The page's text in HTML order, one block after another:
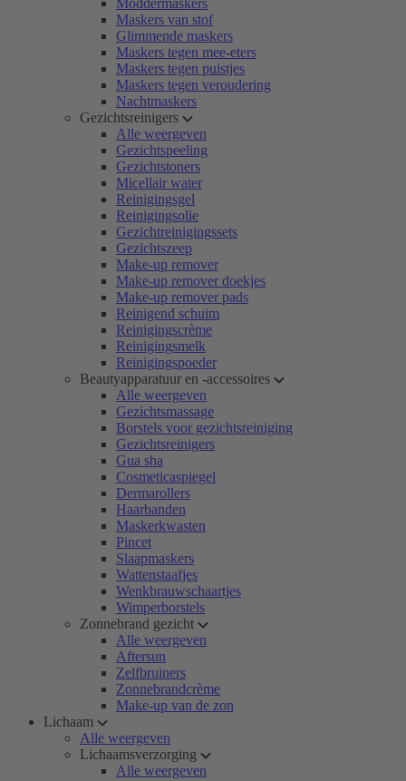
Moddermaskers
Maskers van stof
Glimmende maskers
Maskers tegen mee-eters
Maskers tegen puistjes
Maskers tegen veroudering
Nachtmaskers
Gezichtsreinigers
Alle weergeven
Gezichtspeeling
Gezichtstoners
Micellair water
Reinigingsgel
Reinigingsolie
Gezichtreinigingssets
Gezichtszeep
Make-up remover
Make-up remover doekjes
Make-up remover pads
Reinigend schuim
Reinigingscrème
Reinigingsmelk
Reinigingspoeder
Beautyapparatuur en -accessoires
Alle weergeven
Gezichtsmassage
Borstels voor gezichtsreiniging
Gezichtsreinigers
Gua sha
Cosmeticaspiegel
Dermarollers
Haarbanden
Maskerkwasten
Pincet
Slaapmaskers
Wattenstaafjes
Wenkbrauwschaartjes
Wimperborstels
Zonnebrand gezicht
Alle weergeven
Aftersun
Zelfbruiners
Zonnebrandcrème
Make-up van de zon
Lichaam
Alle weergeven
Lichaamsverzorging
Alle weergeven